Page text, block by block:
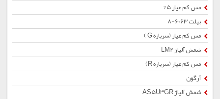
مس کم عیار 5%
بیلت 6063-8
مس کم عیار (سرباره G )
شمش آلیاژ LM2
مس کم عیار (سرباره R)
آرگون
شمش آلیاژ AS5U3GR